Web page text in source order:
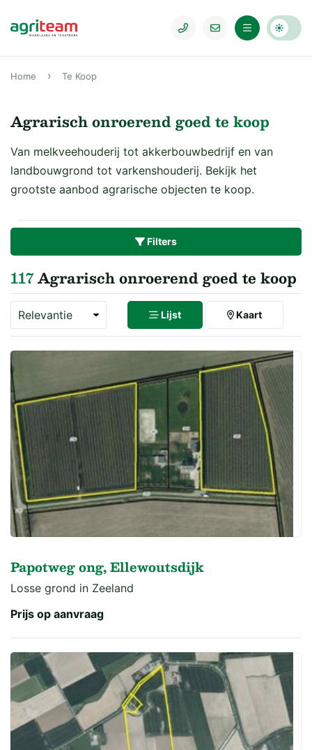
Home Te Koop
Agrarisch onroerend goed te koop
Van melkveehouderij tot akkerbouwbedrijf en van
landbouwgrond tot varkenshouderij. Bekijk het
grootste aanbod agrarische objecten te koop.
Filters
117Agrarisch onroerend goed te koop
Lijst Kaart
Papotweg ong, Ellewoutsdijk
Losse grond in Zeeland
Prijs op aanvraag